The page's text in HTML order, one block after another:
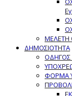
ΜΕΛΕΤΗ
ΔΗΜΟΣΙΟΤΗΤΑ
ΟΔΗΓΟΣ
ΦΟΡΜΑ